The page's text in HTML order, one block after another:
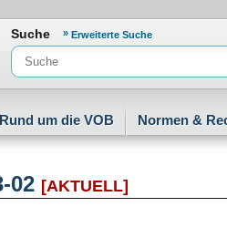
Suche Erweiterte Suche
Rund um die VOB Normen &
02 [AKTUELL]